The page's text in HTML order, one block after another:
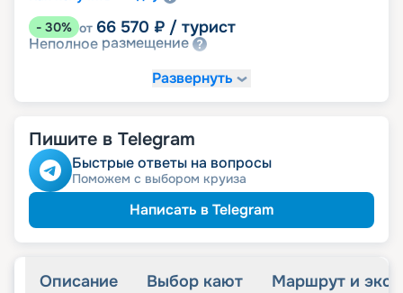
- 30% от 66 570 ₽ / турист
Неполное размещение
Развернуть
Пишите в Telegram
Быстрые ответы на вопросы
Поможем с выбором круиза
Написать в Telegram
Описание Выбор кают Маршрут и